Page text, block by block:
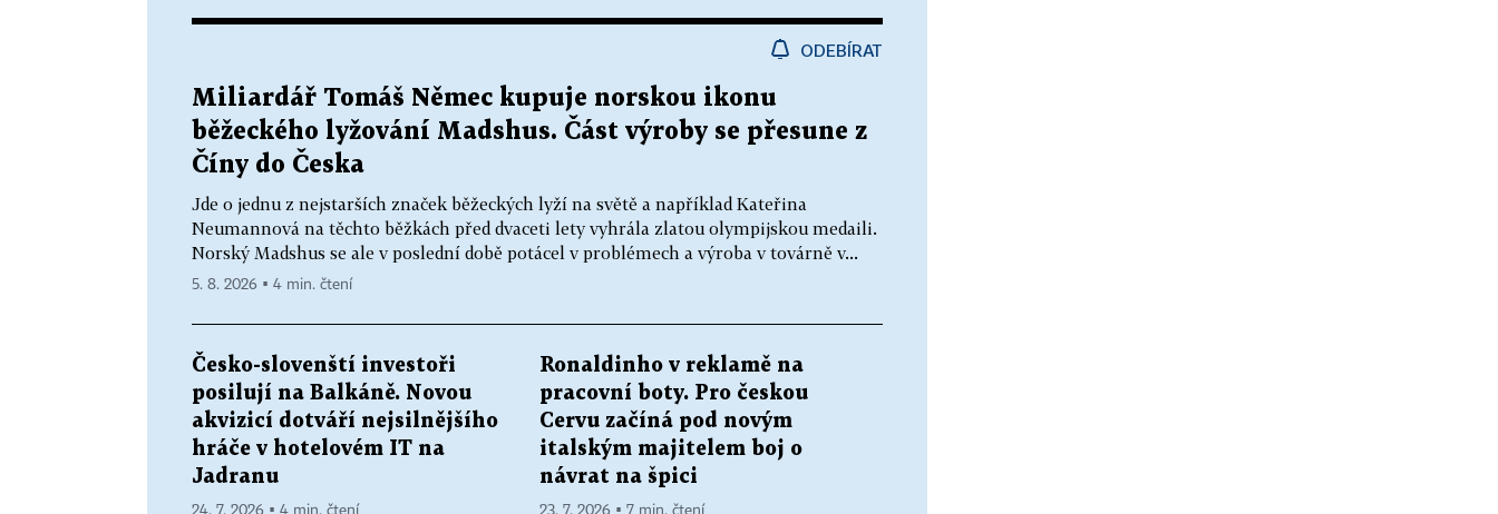
ODEBÍRAT
Miliardář Tomáš Němec kupuje norskou ikonu
běžeckého lyžování Madshus. Část výroby se přesune z
Číny do Česka
Jde o jednu z nejstarších značek běžeckých lyží na světě a například Kateřina
Neumannová na těchto běžkách před dvaceti lety vyhrála zlatou olympijskou medaili.
Norský Madshus se ale v poslední době potácel v problémech a výroba v továrně v...
5. 8. 2026 ▪ 4 min. čtení
Česko-slovenští investoři
posilují na Balkáně. Novou
akvizicí dotváří nejsilnějšího
hráče v hotelovém IT na
Jadranu
24. 7. 2026 ▪ 4 min. čtení
Ronaldinho v reklamě na
pracovní boty. Pro českou
Cervu začíná pod novým
italským majitelem boj o
návrat na špici
23. 7. 2026 ▪ 7 min. čtení